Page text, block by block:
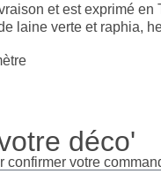
et est exprimé en
laine verte et raphia,
déco'
confirmer votre